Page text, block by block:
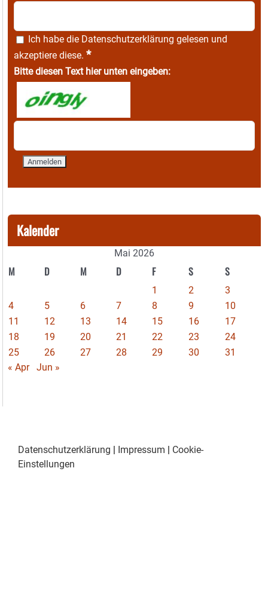
Ich habe die Datenschutzerklärung gelesen und
akzeptiere diese. *
Bitte diesen Text hier unten eingeben:
Kalender
Mai 2026
M D M D F S S
1 2
3
4
5 6 7 8 9
10
11
12 13 14 15 16
17
18
19 20 21 22 23
24
25
26 27 28 29 30
31
« Apr
Jun »
Datenschutzerklärung | Impressum | Cookie-
Einstellungen